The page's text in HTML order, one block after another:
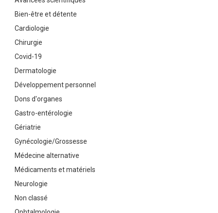
Bien-être et détente
Cardiologie
Chirurgie
Covid-19
Dermatologie
Développement personnel
Dons d'organes
Gastro-entérologie
Gériatrie
Gynécologie/Grossesse
Médecine alternative
Médicaments et matériels
Neurologie
Non classé